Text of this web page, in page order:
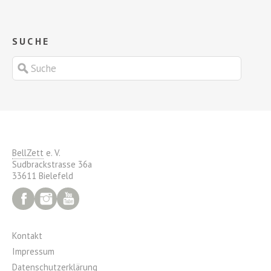
SUCHE
BellZett e. V.
Sudbrackstrasse 36a
33611 Bielefeld
FacebookInstagram
Kontakt
Impressum
Datenschutzerklärung